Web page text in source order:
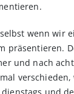
wenn wir
präsentieren.
und nach